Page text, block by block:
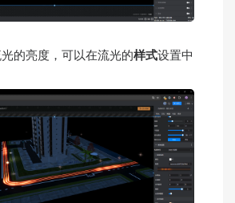
的亮度，可以在流光的样式设置中